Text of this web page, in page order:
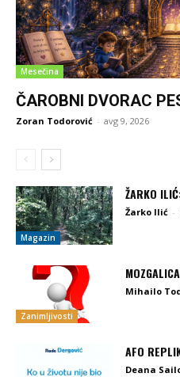
Mesečina
ČAROBNI DVORAC
Zoran Todorović - avg 9, 2026
Magazin
ŽARKO
Žarko Ilić -
Zanimljivosti
Mihailo
AFO
Deana